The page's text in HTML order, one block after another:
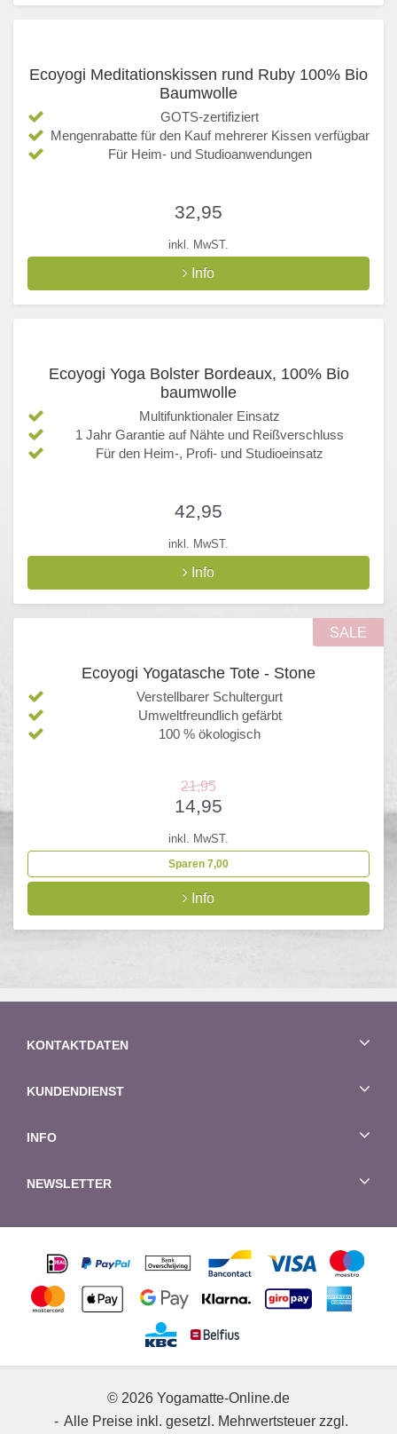
Ecoyogi Meditationskissen rund Ruby 100% Bio
Baumwolle
GOTS-zertifiziert
Mengenrabatte für den Kauf mehrerer Kissen verfügbar
Für Heim- und Studioanwendungen
32,95
inkl. MwST.
Info
Ecoyogi Yoga Bolster Bordeaux, 100% Bio
baumwolle
Multifunktionaler Einsatz
1 Jahr Garantie auf Nähte und Reißverschluss
Für den Heim-, Profi- und Studioeinsatz
42,95
inkl. MwST.
Info
SALE
Ecoyogi Yogatasche Tote - Stone
Verstellbarer Schultergurt
Umweltfreundlich gefärbt
100 % ökologisch
21,95
14,95
inkl. MwST.
Sparen 7,00
Info
KONTAKTDATEN
KUNDENDIENST
INFO
NEWSLETTER
© 2026 Yogamatte-Online.de
Alle Preise inkl. gesetzl. Mehrwertsteuer zzgl.